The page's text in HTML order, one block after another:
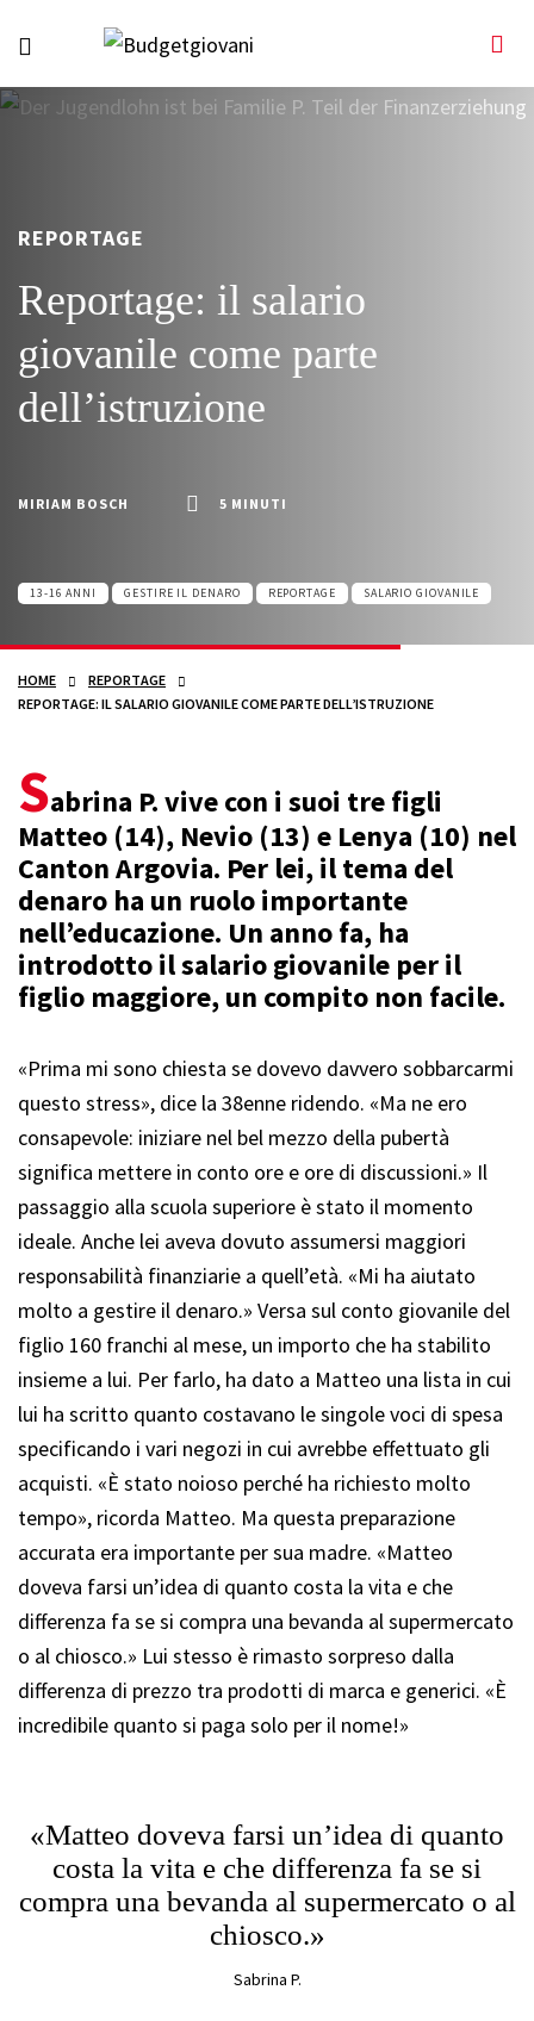
REPORTAGE
Reportage: il salario
giovanile come parte
dell’istruzione
MIRIAM BOSCH 5 MINUTI
13-16 ANNI GESTIRE IL DENARO REPORTAGE SALARIO GIOVANILE
HOME
REPORTAGE
REPORTAGE: IL SALARIO GIOVANILE COME PARTE DELL’ISTRUZIONE
Sabrina P. vive con i suoi tre figli
Matteo (14), Nevio (13) e Lenya (10) nel
Canton Argovia. Per lei, il tema del
denaro ha un ruolo importante
nell’educazione. Un anno fa, ha
introdotto il salario giovanile per il
figlio maggiore, un compito non facile.
«Prima mi sono chiesta se dovevo davvero sobbarcarmi
questo stress», dice la 38enne ridendo. «Ma ne ero
consapevole: iniziare nel bel mezzo della pubertà
significa mettere in conto ore e ore di discussioni.» Il
passaggio alla scuola superiore è stato il momento
ideale. Anche lei aveva dovuto assumersi maggiori
responsabilità finanziarie a quell’età. «Mi ha aiutato
molto a gestire il denaro.» Versa sul conto giovanile del
figlio 160 franchi al mese, un importo che ha stabilito
insieme a lui. Per farlo, ha dato a Matteo una lista in cui
lui ha scritto quanto costavano le singole voci di spesa
specificando i vari negozi in cui avrebbe effettuato gli
acquisti. «È stato noioso perché ha richiesto molto
tempo», ricorda Matteo. Ma questa preparazione
accurata era importante per sua madre. «Matteo
doveva farsi un’idea di quanto costa la vita e che
differenza fa se si compra una bevanda al supermercato
o al chiosco.» Lui stesso è rimasto sorpreso dalla
differenza di prezzo tra prodotti di marca e generici. «È
incredibile quanto si paga solo per il nome!»
«Matteo doveva farsi un’idea di quanto
costa la vita e che differenza fa se si
compra una bevanda al supermercato o al
chiosco.»
Sabrina P.